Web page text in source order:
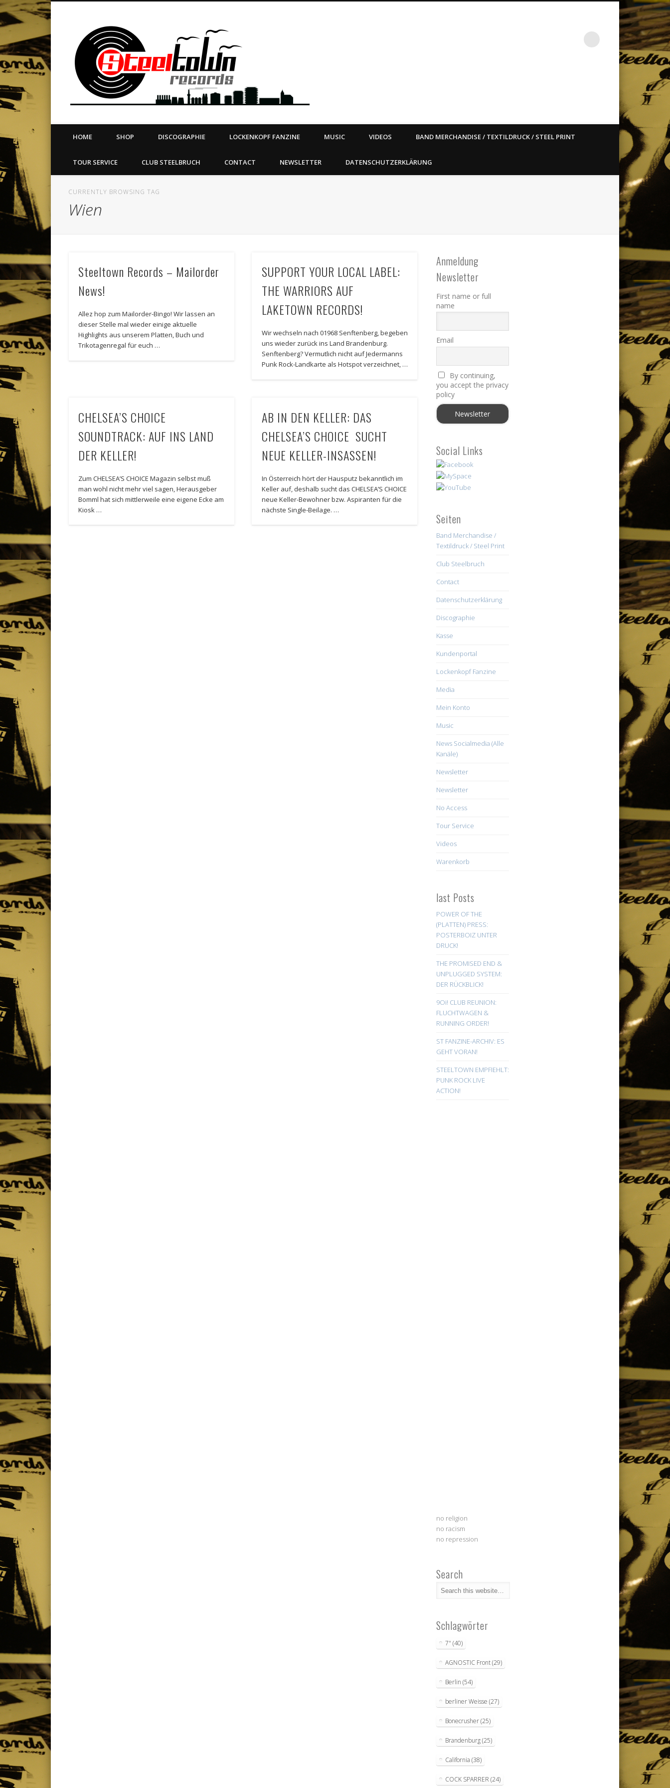
Steeltown Records – East ain`t dead so straight
LABEL | MERCH | PRINT | DIY | FANZINE | TOURSERVICE | BOOKING
VimeoDribble LinkedIn
HOME SHOP DISCOGRAPHIE LOCKENKOPF FANZINE MUSIC VIDEOS BAND MERCHANDISE / TEXTILDRUCK / STEEL PRINT
TOUR SERVICE CLUB STEELBRUCH CONTACT NEWSLETTER DATENSCHUTZERKLÄRUNG
CURRENTLY BROWSING TAG
Wien
Steeltown Records – Mailorder
News!
Allez hop zum Mailorder-Bingo! Wir lassen an
dieser Stelle mal wieder einige aktuelle
Highlights aus unserem Platten, Buch und
Trikotagenregal für euch …
SUPPORT YOUR LOCAL LABEL:
THE WARRIORS AUF
LAKETOWN RECORDS!
Wir wechseln nach 01968 Senftenberg, begeben
uns wieder zurück ins Land Brandenburg.
Senftenberg? Vermutlich nicht auf Jedermanns
Punk Rock-Landkarte als Hotspot verzeichnet, …
CHELSEA’S CHOICE
SOUNDTRACK: AUF INS LAND
DER KELLER!
Zum CHELSEA’S CHOICE Magazin selbst muß
man wohl nicht mehr viel sagen, Herausgeber
Bomml hat sich mittlerweile eine eigene Ecke am
Kiosk …
AB IN DEN KELLER: DAS
CHELSEA’S CHOICE SUCHT
NEUE KELLER-INSASSEN!
In Österreich hört der Hausputz bekanntlich im
Keller auf, deshalb sucht das CHELSEA’S CHOICE
neue Keller-Bewohner bzw. Aspiranten für die
nächste Single-Beilage. …
Anmeldung
Newsletter
First name or full
name
Email
By continuing,
you accept the privacy
policy
Social Links
Seiten
Band Merchandise /
Textildruck / Steel Print
Club Steelbruch
Contact
Datenschutzerklärung
Discographie
Kasse
Kundenportal
Lockenkopf Fanzine
Media
Mein Konto
Music
News Socialmedia (Alle
Kanäle)
Newsletter
Newsletter
No Access
Tour Service
Videos
Warenkorb
last Posts
POWER OF THE
(PLATTEN) PRESS:
POSTERBOIZ UNTER
DRUCK!
THE PROMISED END &
UNPLUGGED SYSTEM:
DER RÜCKBLICK!
9Oi! CLUB REUNION:
FLUCHTWAGEN &
RUNNING ORDER!
ST FANZINE-ARCHIV: ES
GEHT VORAN!
STEELTOWN EMPFIEHLT:
PUNK ROCK LIVE
ACTION!
no religion
no racism
no repression
Search
Schlagwörter
7" (40)
AGNOSTIC Front(29)
Berlin (54)
berliner Weisse (27)
Bonecrusher(25)
Brandenburg(25)
California (38)
COCK SPARRER (24)